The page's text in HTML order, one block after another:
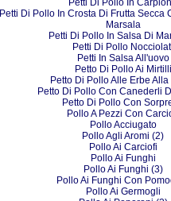
Petti Di Pollo In
Petti Di Pollo In Crosta Di Frutta Secca
Marsala
Petti Di Pollo In Salsa Di
Petti Di Pollo
Petti In Salsa All'uovo
Petto Di Pollo Ai Mirtilli
Petto Di Pollo Alle Erbe Alla
Petto Di Pollo Con Canederli
Petto Di Pollo Con
Pollo A Pezzi Con
Pollo Acciugato
Pollo Agli Aromi (2)
Pollo Ai Carciofi
Pollo Ai Funghi
Pollo Ai Funghi (3)
Pollo Ai Funghi Con
Pollo Ai Germogli